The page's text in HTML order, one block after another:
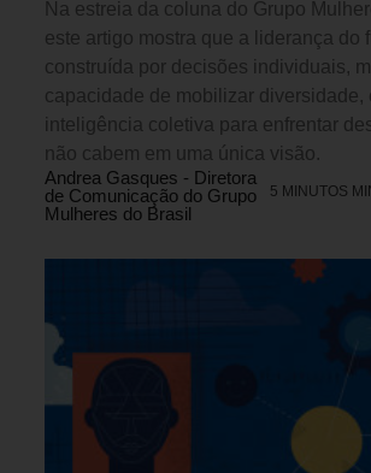
Na estreia da coluna do Grupo
este artigo mostra que a liderança do
construída por decisões individuais,
capacidade de mobilizar diversidade,
inteligência coletiva para enfrentar
não cabem em uma única visão.
Andrea Gasques - Diretora
de Comunicação do Grupo
Mulheres do Brasil
5 MINUTOS